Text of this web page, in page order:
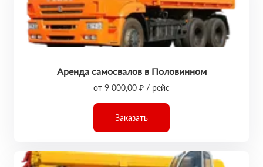
Аренда самосвалов в Половинном
от 9 000,00 ₽ / рейс
Заказать